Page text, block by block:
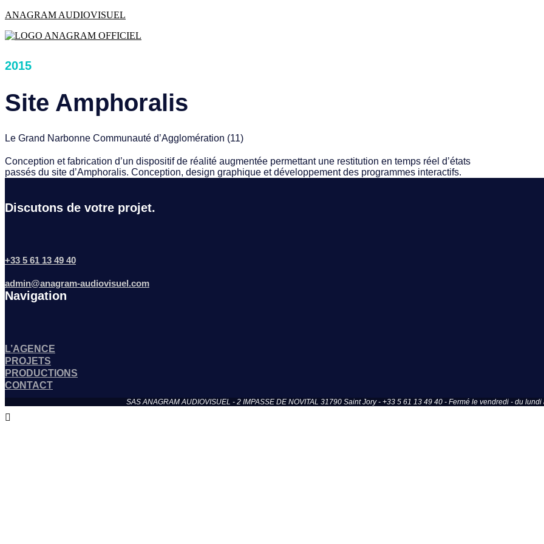
Skip
content
ANAGRAM AUDIOVISUEL
2015
Site Amphoralis
Le Grand Narbonne Communauté d’Agglomération (11)
Conception et fabrication d’un dispositif de réalité augmentée permettant une restitution en temps réel d’états
passés du site d’Amphoralis. Conception, design graphique et développement des programmes interactifs.
Discutons de votre projet.
+33 5 61 13 49 40
admin@anagram-audiovisuel.com
Navigation
L’AGENCE
PROJETS
PRODUCTIONS
CONTACT
SAS ANAGRAM AUDIOVISUEL - 2 IMPASSE DE NOVITAL 31790 Saint Jory - +33 5 61 13 49 40 - Fermé le vendredi - du